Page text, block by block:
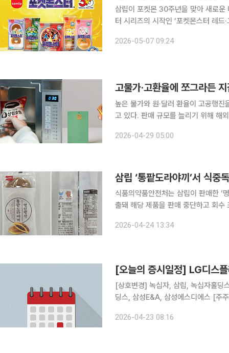
삼립이 포켓몬 30주년을 맞아 새로운 띠부씰
터 시리즈의 시작인 ‘포켓몬스터 레
는 제품은 △리자몽의 불대문자 핵불
2026-05-07 09:24
고물가·고환율에 쪼그라든
높은 물가와 원·달러 환율이 고공행
고 있다. 판매 규모를 늘리기 위해 해
제품 출시와 감성 마케팅이 대세로 자
2026-04-29 05:00
삼립 ‘통팥도라야끼’서 식
식품의약품안전처는 삼립이 판매한 ‘
출돼 해당 제품을 판매 중단하고 회수 조치한다고 24일
표시된 제품이다. 식약처
2026-04-24 13:34
[오늘의 증시일정] LG디스
[상호변경] 녹십자, 삼립, 녹십자홀딩스, 제이오 [결산실적공시 예정] LG디스
딩스, 삼
2026-04-23 08:16